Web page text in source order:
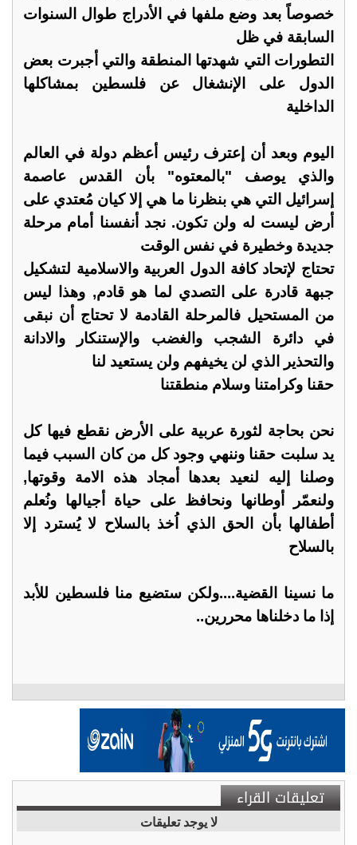
خصوصاً بعد وضع ملفها في الأدراج طوال السنوات
السابقة في ظل
التطورات التي شهدتها المنطقة والتي أجبرت بعض
الدول على الإنشغال عن فلسطين بمشاكلها
الداخلية
اليوم وبعد أن إعترف رئيس أعظم دولة في العالم
والذي يوصف "بالمعتوه" بأن القدس عاصمة
إسرائيل التي هي بنظرنا ما هي إلا كيان مُعتدي على
أرض ليست له ولن تكون. نجد أنفسنا أمام مرحلة
جديدة وخطيرة في نفس الوقت
تحتاج لإتحاد كافة الدول العربية والاسلامية لتشكيل
جبهة قادرة على التصدي لما هو قادم, وهذا ليس
من المستحيل فالمرحلة القادمة لا تحتاج أن نبقى
في دائرة الشجب والغضب والإستنكار والادانة
والتحذير الذي لن يخيفهم ولن يستعيد لنا
حقنا وكرامتنا وسلام منطقتنا
نحن بحاجة لثورة عربية على الأرض نقطع فيها كل
يد سلبت حقنا وننهي وجود كل من كان السبب فيما
وصلنا إليه لنعيد بعدها أمجاد هذه الامة وقوتها,
ولنعمّر أوطانها ونحافظ على حياة أجيالها ونُعلم
أطفالها بأن الحق الذي اُخذ بالسلاح لا يُسترد إلا
بالسلاح
ما نسينا القضية....ولكن ستضيع منا فلسطين للأبد
إذا ما دخلناها محررين..
تعليقات القراء
لا يوجد تعليقات